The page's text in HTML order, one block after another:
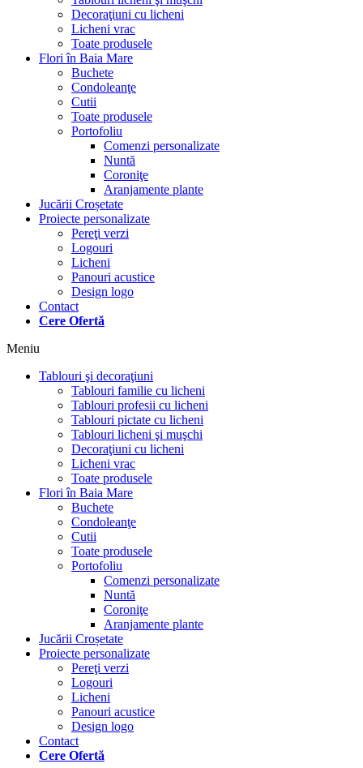
Decoraţiuni cu licheni
Licheni vrac
Toate produsele
Flori în Baia Mare
Buchete
Condoleanţe
Cutii
Toate produsele
Portofoliu
Comenzi personalizate
Nuntă
Coroniţe
Aranjamente plante
Jucării Croșetate
Proiecte personalizate
Pereţi verzi
Logouri
Licheni
Panouri acustice
Design logo
Contact
Cere Ofertă
Meniu
Tablouri şi decoraţiuni
Tablouri familie cu licheni
Tablouri profesii cu licheni
Tablouri pictate cu licheni
Tablouri licheni şi muşchi
Decoraţiuni cu licheni
Licheni vrac
Toate produsele
Flori în Baia Mare
Buchete
Condoleanţe
Cutii
Toate produsele
Portofoliu
Comenzi personalizate
Nuntă
Coroniţe
Aranjamente plante
Jucării Croșetate
Proiecte personalizate
Pereţi verzi
Logouri
Licheni
Panouri acustice
Design logo
Contact
Cere Ofertă